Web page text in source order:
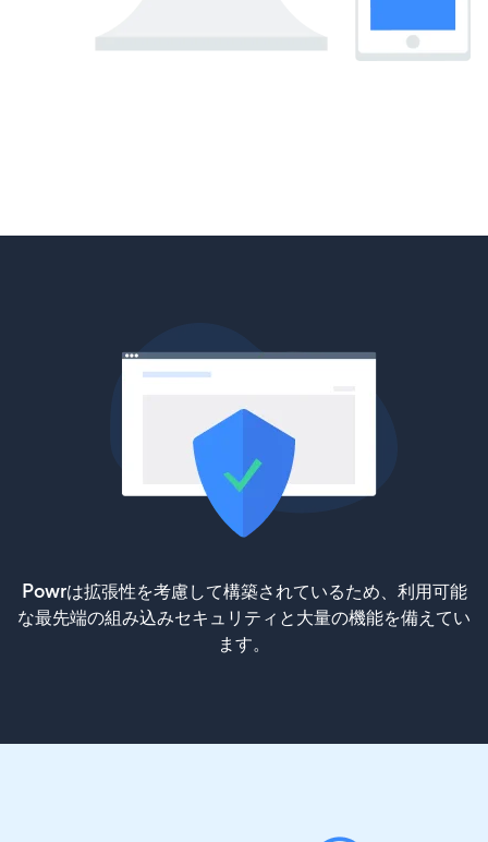
Powrは拡張性を考慮して構築されているため、利用可能
な最先端の組み込みセキュリティと大量の機能を備えてい
ます。